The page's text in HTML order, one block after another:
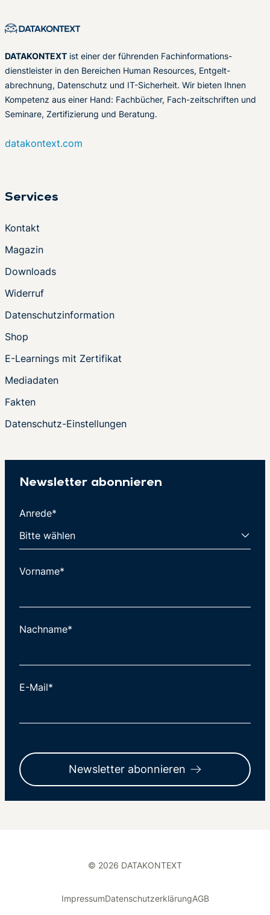
DATAKONTEXT ist einer der führenden Fachinformations-
dienstleister in den Bereichen Human Resources, Entgelt-
abrechnung, Datenschutz und IT-Sicherheit. Wir bieten Ihnen
Kompetenz aus einer Hand: Fachbücher, Fach-zeitschriften und
Seminare, Zertifizierung und Beratung.
datakontext.com
Services
Kontakt
Magazin
Downloads
Widerruf
Datenschutzinformation
Shop
E-Learnings mit Zertifikat
Mediadaten
Fakten
Datenschutz-Einstellungen
Newsletter abonnieren
Anrede*
Vorname*
Nachname*
E-Mail*
Newsletter abonnieren
© 2026 DATAKONTEXT
ImpressumDatenschutzerklärungAGB